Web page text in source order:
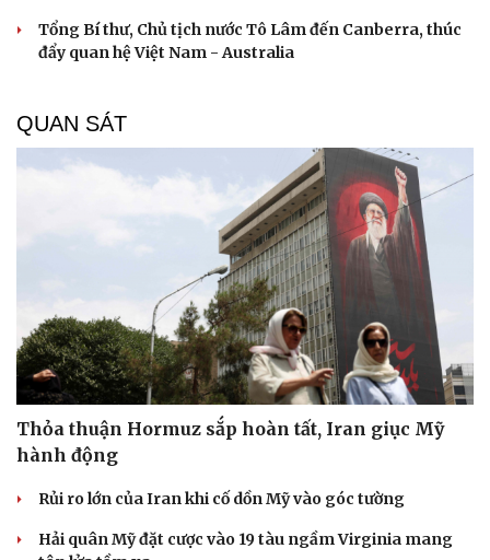
Tổng Bí thư, Chủ tịch nước Tô Lâm đến Canberra, thúc
đẩy quan hệ Việt Nam - Australia
QUAN SÁT
Thỏa thuận Hormuz sắp hoàn tất, Iran giục Mỹ
hành động
Rủi ro lớn của Iran khi cố dồn Mỹ vào góc tường
Hải quân Mỹ đặt cược vào 19 tàu ngầm Virginia mang